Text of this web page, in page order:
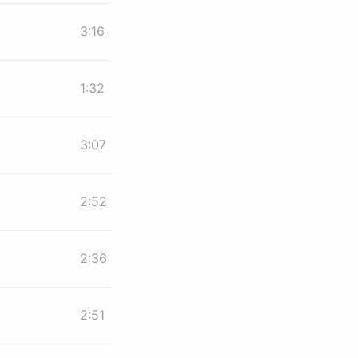
3:16
1:32
3:07
2:52
2:36
2:51